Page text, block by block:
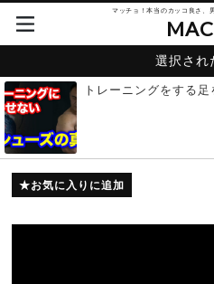
マッチョ！本当のカッコ良さ、
選択され
トレーニングをする
お気に入りに追加